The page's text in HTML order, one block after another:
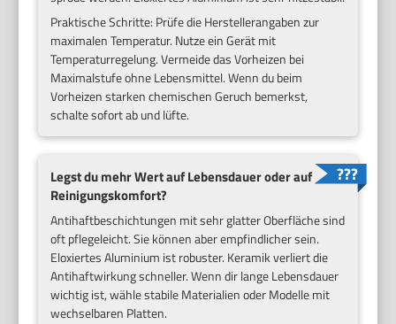
Praktische Schritte: Prüfe die Herstellerangaben zur
maximalen Temperatur. Nutze ein Gerät mit
Temperaturregelung. Vermeide das Vorheizen bei
Maximalstufe ohne Lebensmittel. Wenn du beim
Vorheizen starken chemischen Geruch bemerkst,
schalte sofort ab und lüfte.
Legst du mehr Wert auf Lebensdauer oder auf
Reinigungskomfort?
Antihaftbeschichtungen mit sehr glatter Oberfläche sind
oft pflegeleicht. Sie können aber empfindlicher sein.
Eloxiertes Aluminium ist robuster. Keramik verliert die
Antihaftwirkung schneller. Wenn dir lange Lebensdauer
wichtig ist, wähle stabile Materialien oder Modelle mit
wechselbaren Platten.